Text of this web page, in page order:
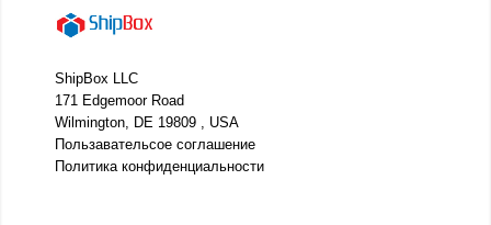
ShipBox LLC
171 Edgemoor Road
Wilmington, DE 19809 , USA
Пользавательсое соглашение
Политика конфиденциальности